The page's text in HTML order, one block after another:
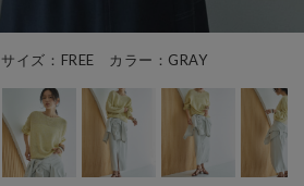
イズ：FREE カラー：GRAY